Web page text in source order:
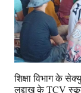
शिक्षा विभाग के
लद्दाख के TCV